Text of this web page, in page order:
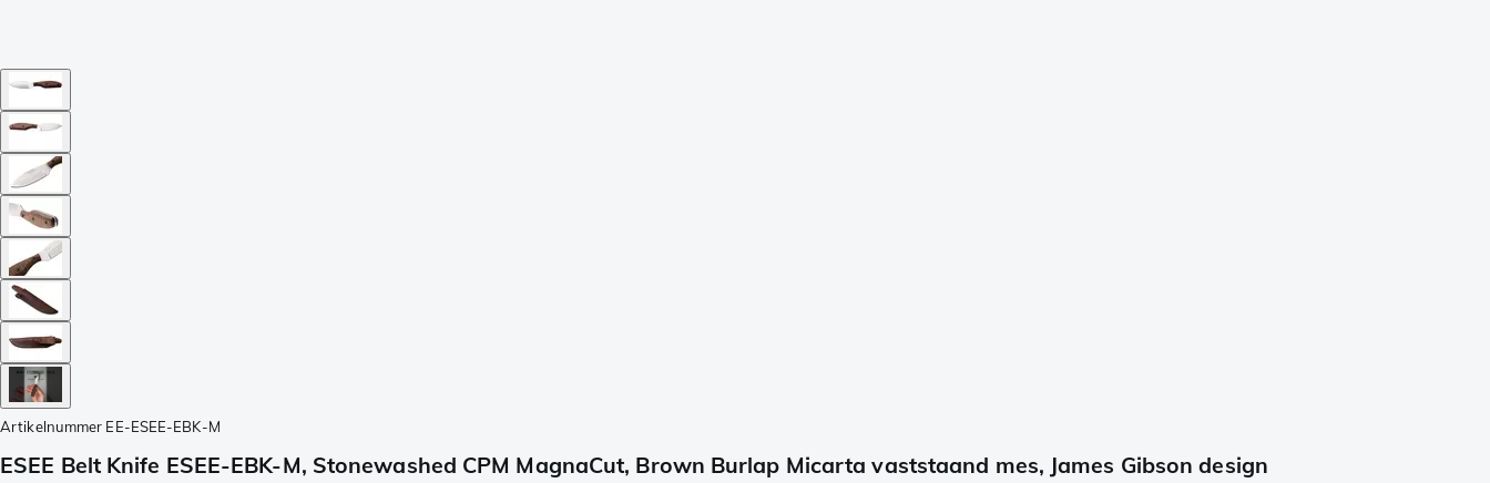
Artikelnummer EE-ESEE-EBK-M
ESEE Belt Knife ESEE-EBK-M, Stonewashed CPM MagnaCut, Brown Burlap Micarta vaststaand mes, James Gibson design